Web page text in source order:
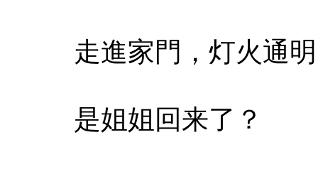
走進家門，灯火通
是姐姐回来了？